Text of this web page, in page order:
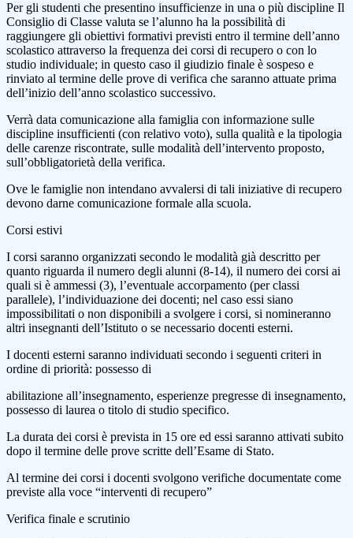
Per gli studenti che presentino insufficienze in una o più discipline Il
Consiglio di Classe valuta se l’alunno ha la possibilità di
raggiungere gli obiettivi formativi previsti entro il termine dell’anno
scolastico attraverso la frequenza dei corsi di recupero o con lo
studio individuale; in questo caso il giudizio finale è sospeso e
rinviato al termine delle prove di verifica che saranno attuate prima
dell’inizio dell’anno scolastico successivo.
Verrà data comunicazione alla famiglia con informazione sulle
discipline insufficienti (con relativo voto), sulla qualità e la tipologia
delle carenze riscontrate, sulle modalità dell’intervento proposto,
sull’obbligatorietà della verifica.
Ove le famiglie non intendano avvalersi di tali iniziative di recupero
devono darne comunicazione formale alla scuola.
Corsi estivi
I corsi saranno organizzati secondo le modalità già descritto per
quanto riguarda il numero degli alunni (8-14), il numero dei corsi ai
quali si è ammessi (3), l’eventuale accorpamento (per classi
parallele), l’individuazione dei docenti; nel caso essi siano
impossibilitati o non disponibili a svolgere i corsi, si nomineranno
altri insegnanti dell’Istituto o se necessario docenti esterni.
I docenti esterni saranno individuati secondo i seguenti criteri in
ordine di priorità: possesso di
abilitazione all’insegnamento, esperienze pregresse di insegnamento,
possesso di laurea o titolo di studio specifico.
La durata dei corsi è prevista in 15 ore ed essi saranno attivati subito
dopo il termine delle prove scritte dell’Esame di Stato.
Al termine dei corsi i docenti svolgono verifiche documentate come
previste alla voce “interventi di recupero”
Verifica finale e scrutinio